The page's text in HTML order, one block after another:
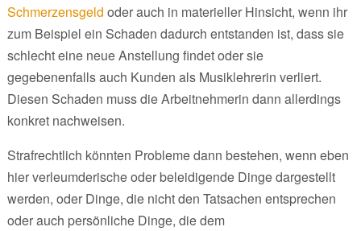
Schmerzensgeld oder auch in materieller Hinsicht, wenn ihr
zum Beispiel ein Schaden dadurch entstanden ist, dass sie
schlecht eine neue Anstellung findet oder sie
gegebenenfalls auch Kunden als Musiklehrerin verliert.
Diesen Schaden muss die Arbeitnehmerin dann allerdings
konkret nachweisen.
Strafrechtlich könnten Probleme dann bestehen, wenn eben
hier verleumderische oder beleidigende Dinge dargestellt
werden, oder Dinge, die nicht den Tatsachen entsprechen
oder auch persönliche Dinge, die dem